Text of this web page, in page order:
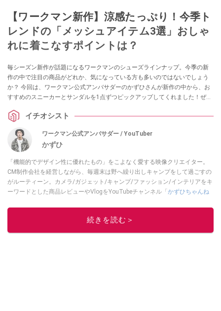
【ワークマン新作】涼感たっぷり！今季ト
レンドの「メッシュアイテム3選」おしゃ
れに着こなすポイントは？
毎シーズン新作が話題になるワークマンのシューズラインナップ。今季の新
作の中で注目の商品がどれか、気になっている方も多いのではないでしょう
か？ 今回は、ワークマン公式アンバサダーのかずひさんが新作の中から、お
すすめのスニーカーとサンダルを1点ずつピックアップしてくれました！ぜひ
イチオシスト
ワークマン公式アンバサダー / YouTuber
かずひ
「機能的でデザイン性に優れたもの」をこよなく愛する映像クリエイター。
CM制作会社を経営しながら、毎週末は野へ繰り出しキャンプをして過ごすの
がルーティーン。カメラ/ガジェット/キャンプ/ファッション/インテリアをキ
ーワードとした商品レビューやVlogをYouTubeチャンネル「 かずひちゃんね
ん である。
続きを読む＞